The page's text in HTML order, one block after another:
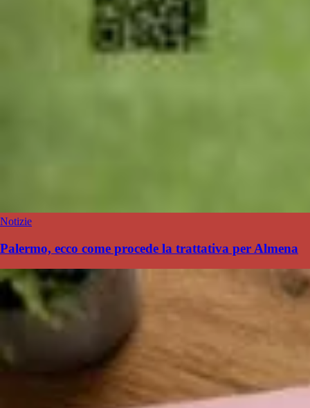
Notizie
Palermo, ecco come procede la trattativa per Almena